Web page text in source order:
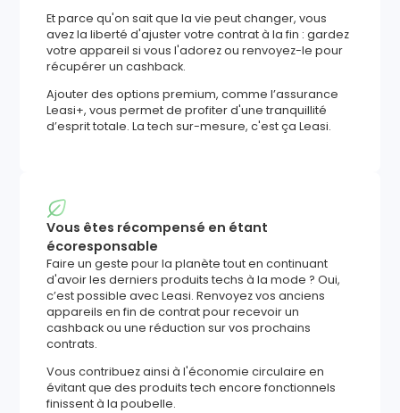
Et parce qu'on sait que la vie peut changer, vous
avez la liberté d'ajuster votre contrat à la fin : gardez
votre appareil si vous l'adorez ou renvoyez-le pour
récupérer un cashback.
Ajouter des options premium, comme l’assurance
Leasi+, vous permet de profiter d'une tranquillité
d’esprit totale. La tech sur-mesure, c'est ça Leasi.
Vous êtes récompensé en étant
écoresponsable
Faire un geste pour la planète tout en continuant
d'avoir les derniers produits techs à la mode ? Oui,
c’est possible avec Leasi. Renvoyez vos anciens
appareils en fin de contrat pour recevoir un
cashback ou une réduction sur vos prochains
contrats.
Vous contribuez ainsi à l'économie circulaire en
évitant que des produits tech encore fonctionnels
finissent à la poubelle.